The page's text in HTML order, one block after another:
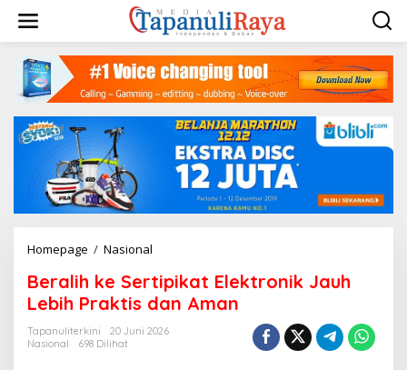
konten
Homepage / Nasional
Sertipikat
Elektronik
Jauh
Lebih
Beralih ke Sertipikat Elektronik Jauh
Lebih Praktis dan Aman
Tapanuliterkini
20 Juni 2026
Nasional
698 Dilihat